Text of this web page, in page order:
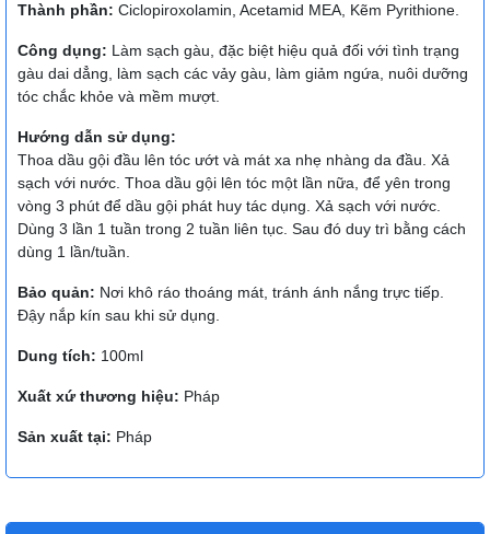
Thành phần: Ciclopiroxolamin, Acetamid MEA, Kẽm Pyrithione.
Công dụng: Làm sạch gàu, đặc biệt hiệu quả đối với tình trạng
gàu dai dẳng, làm sạch các vảy gàu, làm giảm ngứa, nuôi dưỡng
tóc chắc khỏe và mềm mượt.
Hướng dẫn sử dụng:
Thoa dầu gội đầu lên tóc ướt và mát xa nhẹ nhàng da đầu. Xả
sạch với nước. Thoa dầu gội lên tóc một lần nữa, để yên trong
vòng 3 phút để dầu gội phát huy tác dụng. Xả sạch với nước.
Dùng 3 lần 1 tuần trong 2 tuần liên tục. Sau đó duy trì bằng cách
dùng 1 lần/tuần.
Bảo quản: Nơi khô ráo thoáng mát, tránh ánh nắng trực tiếp.
Đậy nắp kín sau khi sử dụng.
Dung tích: 100ml
Xuất xứ thương hiệu: Pháp
Sản xuất tại: Pháp